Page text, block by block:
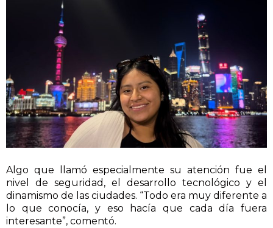
Algo que llamó especialmente su atención fue el
nivel de seguridad, el desarrollo tecnológico y el
dinamismo de las ciudades. “Todo era muy diferente a
lo que conocía, y eso hacía que cada día fuera
interesante”, comentó.